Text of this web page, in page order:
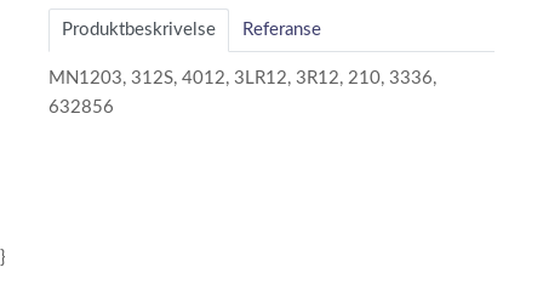
Produktbeskrivelse Referanse
MN1203, 312S, 4012, 3LR12, 3R12, 210, 3336,
632856
}